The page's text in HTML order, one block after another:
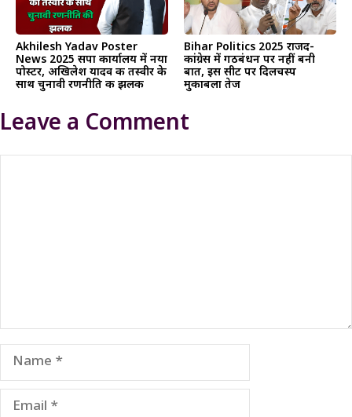
Akhilesh Yadav Poster
News 2025 सपा कार्यालय में नया
पोस्टर, अखिलेश यादव की तस्वीर के
साथ चुनावी रणनीति की झलक
Bihar Politics 2025 राजद-
कांग्रेस में गठबंधन पर नहीं बनी
बात, इस सीट पर दिलचस्प
मुकाबला तेज
Leave a Comment
Name
Email